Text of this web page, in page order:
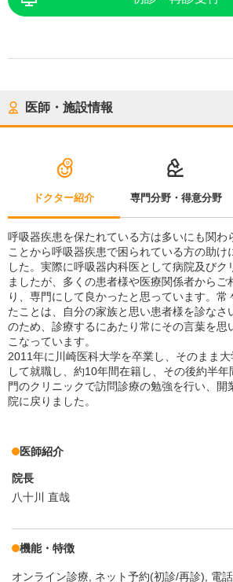
医師・施設情報
ドクター紹介 専門分野・得意分野
呼吸器疾患を保たれている方は多いにも関わ
ことから呼吸器疾患で困られている方の助け
した。実際に呼吸器内科医として病院及びク
ましたが、多くの患者様や医療関係者からご
り、専門にして良かったと思っています。常
たことは、自分の家族と思い患者様を診なさ
のため、診療するにあたり常にその言葉を思
こなっています。
2011年に川崎医科大学を卒業し、そのまま
して就職し、約10年間在籍し、その後約半
門のクリニックで訪問診療の勉強を行い、開
院に戻りました。
医師紹介
院長
八十川 直哉
機能・特徴
オンライン診療 ネット予約(初診/再診) 電